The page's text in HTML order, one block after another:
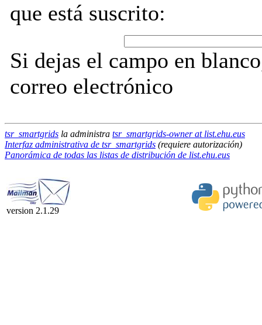
que está suscrito:
Si dejas el campo en
correo electrónico
tsr_smartgrids la administra tsr_smartgrids-owner at list.ehu.eus
Interfaz administrativa de tsr_smartgrids (requiere autorización)
Panorámica de todas las listas de distribución de list.ehu.eus
version 2.1.29